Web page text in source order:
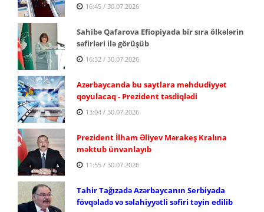
16:45 / 30.07.2026
Sahibə Qafarova Efiopiyada bir sıra ölkələrin
səfirləri ilə görüşüb
16:32 / 30.07.2026
Azərbaycanda bu saytlara məhdudiyyət
qoyulacaq - Prezident təsdiqlədi
13:04 / 30.07.2026
Prezident İlham Əliyev Mərakeş Kralına
məktub ünvanlayıb
11:55 / 30.07.2026
Tahir Tağızadə Azərbaycanın Serbiyada
fövqəladə və səlahiyyətli səfiri təyin edilib